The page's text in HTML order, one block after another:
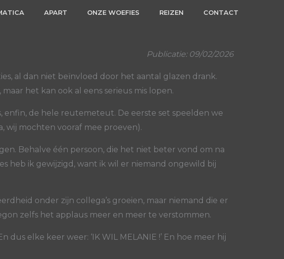
APART ONZE WOEFIES REIZEN CONTACT
Publicatie: 09/02/2026
al dan niet beïnvloed door het aantal glazen drank.
het kan ook al eens serieus mis lopen.
enfin, de hele reutemeteut. De eerste set speelden we
wij mochten vooraf mee proeven).
Behalve één persoon, die het niet beter vond om na
heb ik gewijzigd, want ik wil er niemand ongewild bij
onder zijn collega’s groeien, maar niemand die er
zelfs het applaus meer en meer te verstommen.
elke keer weer: ‘IK WIL MELANIE !’ En hoe meer hij